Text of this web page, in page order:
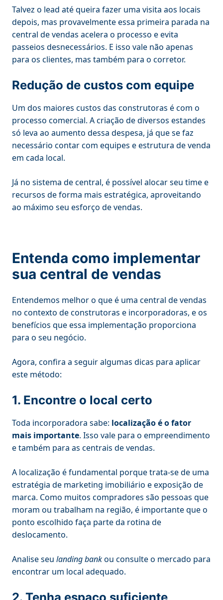
Talvez o lead até queira fazer uma visita aos locais
depois, mas provavelmente essa primeira parada na
central de vendas acelera o processo e evita
passeios desnecessários. E isso vale não apenas
para os clientes, mas também para o corretor.
Redução de custos com equipe
Um dos maiores custos das construtoras é com o
processo comercial. A criação de diversos estandes
só leva ao aumento dessa despesa, já que se faz
necessário contar com equipes e estrutura de venda
em cada local.
Já no sistema de central, é possível alocar seu time e
recursos de forma mais estratégica, aproveitando
ao máximo seu esforço de vendas.
Entenda como implementar
sua central de vendas
Entendemos melhor o que é uma central de vendas
no contexto de construtoras e incorporadoras, e os
benefícios que essa implementação proporciona
para o seu negócio.
Agora, confira a seguir algumas dicas para aplicar
este método:
1. Encontre o local certo
Toda incorporadora sabe: localização é o fator
mais importante. Isso vale para o empreendimento
e também para as centrais de vendas.
A localização é fundamental porque trata-se de uma
estratégia de marketing imobiliário e exposição de
marca. Como muitos compradores são pessoas que
moram ou trabalham na região, é importante que o
ponto escolhido faça parte da rotina de
deslocamento.
Analise seu landing bankou consulte o mercado para
encontrar um local adequado.